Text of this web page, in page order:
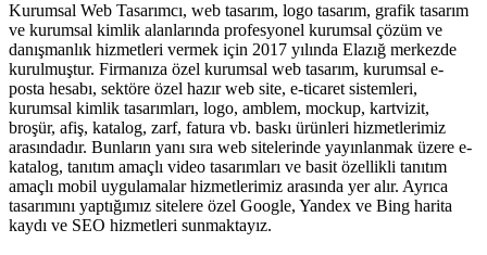
Kurumsal Web Tasarımcı, web tasarım, logo tasarım, grafik tasarım
ve kurumsal kimlik alanlarında profesyonel kurumsal çözüm ve
danışmanlık hizmetleri vermek için 2017 yılında Elazığ merkezde
kurulmuştur. Firmanıza özel kurumsal web tasarım, kurumsal e-
posta hesabı, sektöre özel hazır web site, e-ticaret sistemleri,
kurumsal kimlik tasarımları, logo, amblem, mockup, kartvizit,
broşür, afiş, katalog, zarf, fatura vb. baskı ürünleri hizmetlerimiz
arasındadır. Bunların yanı sıra web sitelerinde yayınlanmak üzere e-
katalog, tanıtım amaçlı video tasarımları ve basit özellikli tanıtım
amaçlı mobil uygulamalar hizmetlerimiz arasında yer alır. Ayrıca
tasarımını yaptığımız sitelere özel Google, Yandex ve Bing harita
kaydı ve SEO hizmetleri sunmaktayız.